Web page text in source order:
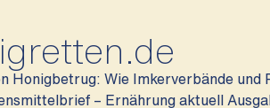
Honigbetrug: Wie Imkerverbände
– Ernährung aktuell